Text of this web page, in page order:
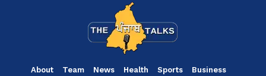
About Team News Health Sports
Business